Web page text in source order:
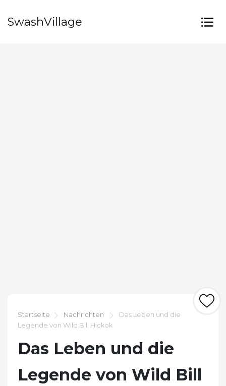
SwashVillage
Startseite Nachrichten
Das Leben und die
Legende von Wild Bill Hickok
Das Leben und die
Legende von Wild Bill